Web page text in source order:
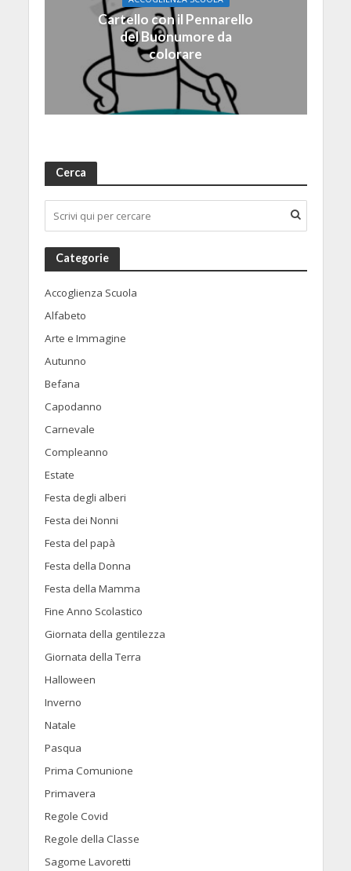
Cartello con il Pennarello
del Buonumore da
colorare
Cerca
Categorie
Accoglienza Scuola
Alfabeto
Arte e Immagine
Autunno
Befana
Capodanno
Carnevale
Compleanno
Estate
Festa degli alberi
Festa dei Nonni
Festa del papà
Festa della Donna
Festa della Mamma
Fine Anno Scolastico
Giornata della gentilezza
Giornata della Terra
Halloween
Inverno
Natale
Pasqua
Prima Comunione
Primavera
Regole Covid
Regole della Classe
Sagome Lavoretti